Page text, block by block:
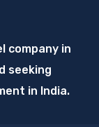
company in
seeking
in India.